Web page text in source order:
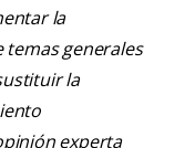
la
generales
la
experta